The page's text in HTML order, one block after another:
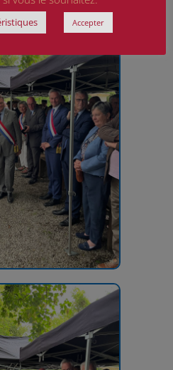
Accepter